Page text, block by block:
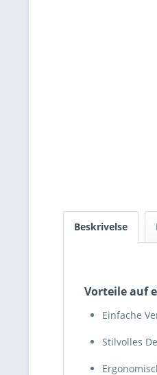
Beskrivelse
Vorteile auf
Einfache
Stilvolles